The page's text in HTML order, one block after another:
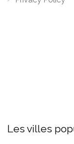
Les villes